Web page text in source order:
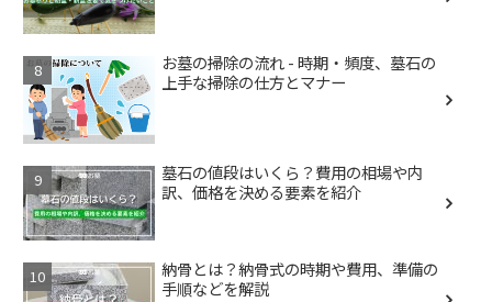
お墓の掃除の流れ - 時期・頻度、墓石の
上手な掃除の仕方とマナー
墓石の値段はいくら？費用の相場や内
訳、価格を決める要素を紹介
納骨とは？納骨式の時期や費用、準備の
手順などを解説